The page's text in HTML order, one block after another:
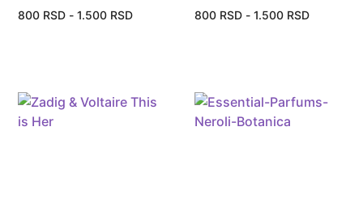
800 RSD -1.500 RSD 800 RSD- 1.500 RSD